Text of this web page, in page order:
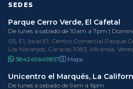
SEDES
Parque Cerro Verde, El Cafetal
De lunes a sabado de 10am a 7pm |
05, E1, local E1, Centro Comercial Parque
Los Naranjos, Caracas 1083, Miranda,
584249649857
Maps
Unicentro el Marqués, La
De lunes a sabado de 9am a 6pm